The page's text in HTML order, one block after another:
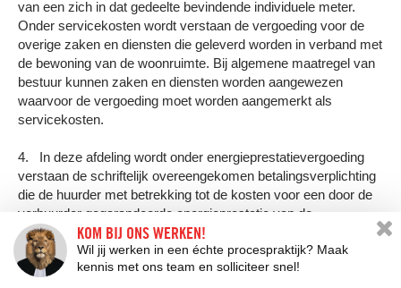
van een zich in dat gedeelte bevindende individuele meter.
Onder servicekosten wordt verstaan de vergoeding voor de
overige zaken en diensten die geleverd worden in verband met
de bewoning van de woonruimte. Bij algemene maatregel van
bestuur kunnen zaken en diensten worden aangewezen
waarvoor de vergoeding moet worden aangemerkt als
servicekosten.
4. In deze afdeling wordt onder energieprestatievergoeding
verstaan de schriftelijk overeengekomen betalingsverplichting
die de huurder met betrekking tot de kosten voor een door de
verhuurder gegarandeerde energieprestatie van de
woonruimte als gevolg van een combinatie van
energiebesparende en energieleverende voorzieningen aan die
woonruimte moet voldoen.
KOM BIJ ONS WERKEN!
Wil jij werken in een échte procespraktijk? Maak
kennis met ons team en solliciteer snel!